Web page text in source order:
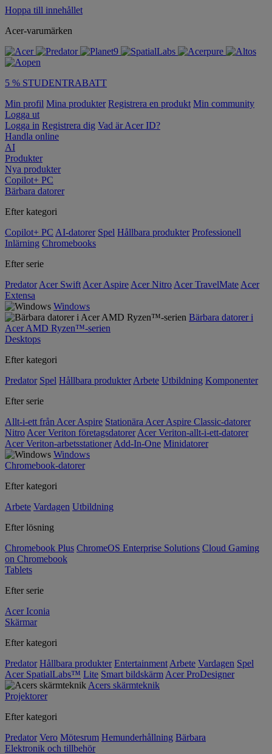
Hoppa till innehållet
Acer-varumärken
5 % STUDENTRABATT
Min profil Mina produkter Registrera en produkt Min community
Logga ut
Logga in Registrera dig Vad är Acer ID?
Handla online
AI
Produkter
Nya produkter
Copilot+ PC
Bärbara datorer
Efter kategori
Copilot+ PC AI-datorer Spel Hållbara produkter Professionell
Inlärning Chromebooks
Efter serie
Predator Acer Swift Acer Aspire Acer Nitro Acer TravelMate Acer
Extensa
Windows
Bärbara datorer i
Acer AMD Ryzen™-serien
Desktops
Efter kategori
Predator Spel Hållbara produkter Arbete Utbildning Komponenter
Efter serie
Allt-i-ett från Acer Aspire Stationära Acer Aspire Classic-datorer
Nitro Acer Veriton företagsdatorer Acer Veriton-allt-i-ett-datorer
Acer Veriton-arbetsstationer Add-In-One Minidatorer
Windows
Chromebook-datorer
Efter kategori
Arbete Vardagen Utbildning
Efter lösning
Chromebook Plus ChromeOS Enterprise Solutions Cloud Gaming
on Chromebook
Tablets
Efter serie
Acer Iconia
Skärmar
Efter kategori
Predator Hållbara produkter Entertainment Arbete Vardagen Spel
Acer SpatialLabs™ Lite Smart bildskärm Acer ProDesigner
Acers skärmteknik
Projektorer
Efter kategori
Predator Vero Mötesrum Hemunderhållning Bärbara
Elektronik och tillbehör